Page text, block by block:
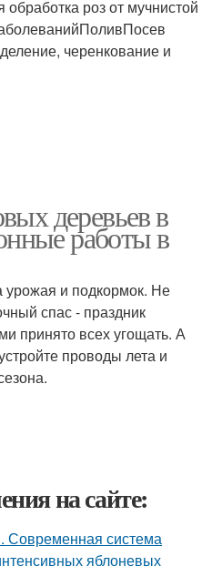
роз от мучнистой
черенкование и
деревьев в
работы в
урожая и подкормок. Не
спас - праздник
принято всех угощать. А
проводы лета и
на сайте:
Современная система
яблоневых